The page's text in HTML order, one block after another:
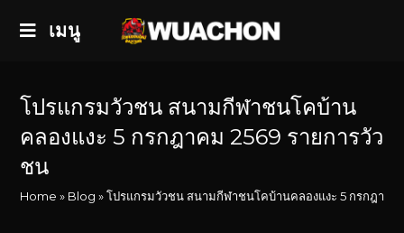
เมนู
โปรแกรมวัวชน สนามกีฬาชนโคบ้าน
คลองแงะ 5 กรกฎาคม 2569 รายการวัว
ชน
Home » Blog »โปรแกรมวัวชน สนามกีฬาชนโคบ้านคลองแงะ 5 กรกฎาคม